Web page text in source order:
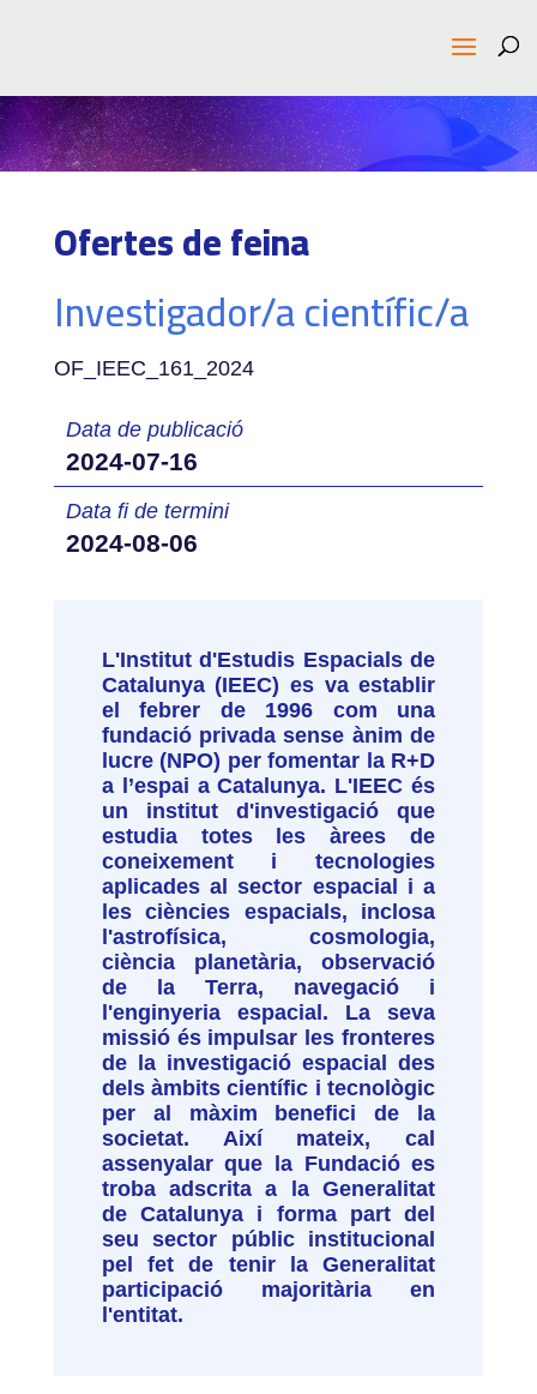
Ofertes de feina
Investigador/a científic/a
OF_IEEC_161_2024
Data de publicació
2024-07-16
Data fi de termini
2024-08-06
L'Institut d'Estudis Espacials de
Catalunya (IEEC) es va establir
el febrer de 1996 com una
fundació privada sense ànim de
lucre (NPO) per fomentar la R+D
a l’espai a Catalunya. L'IEEC és
un institut d'investigació que
estudia totes les àrees de
coneixement i tecnologies
aplicades al sector espacial i a
les ciències espacials, inclosa
l'astrofísica, cosmologia,
ciència planetària, observació
de la Terra, navegació i
l'enginyeria espacial. La seva
missió és impulsar les fronteres
de la investigació espacial des
dels àmbits científic i tecnològic
per al màxim benefici de la
societat. Així mateix, cal
assenyalar que la Fundació es
troba adscrita a la Generalitat
de Catalunya i forma part del
seu sector públic institucional
pel fet de tenir la Generalitat
participació majoritària en
l'entitat.